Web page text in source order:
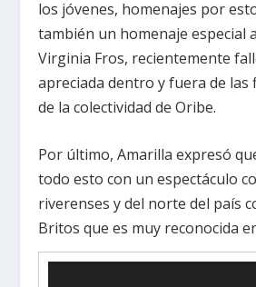
los jóvenes, homenajes por
también un homenaje especial
Virginia Fros, recientemente
apreciada dentro y fuera de las
de la colectividad de Oribe.
Por último, Amarilla expresó
todo esto con un espectáculo
riverenses y del norte del país
Britos que es muy reconocida